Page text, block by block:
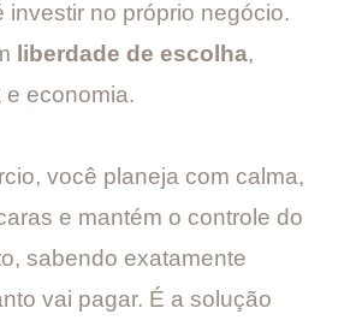
investir no próprio negócio.
liberdade de escolha,
economia.
você planeja com calma,
e mantém o controle do
sabendo exatamente
vai pagar. É a solução